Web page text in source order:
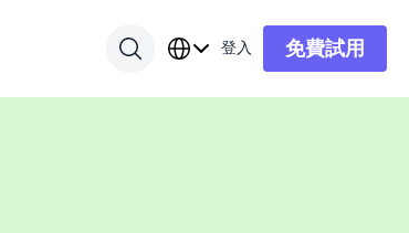
登入 免費試用